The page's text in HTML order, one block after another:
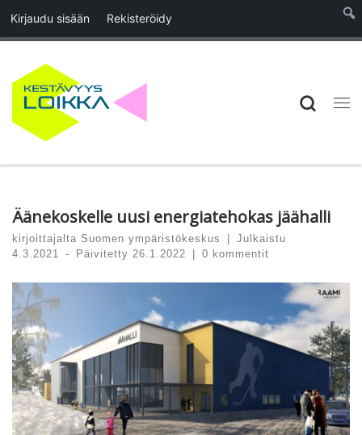
Kirjaudu sisään Rekisteröidy
Skip to content
Äänekoskelle uusi energiatehokas jäähalli
kirjoittajalta Suomen ympäristökeskus
Julkaistu
4.3.2021
- Päivitetty26.1.2022 0 kommentit